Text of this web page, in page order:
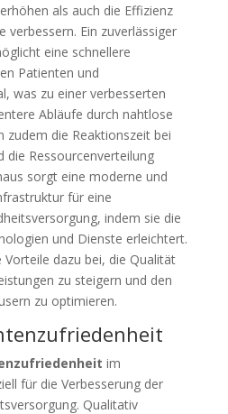
als auch die Effizienz
verbessern. Ein zuverlässiger
eine schnellere
Patienten und
was zu einer verbesserten
Abläufe durch nahtlose
zudem die Reaktionszeit bei
die Ressourcenverteilung
sorgt eine moderne und
für eine
indem sie die
und Dienste erleichtert.
dazu bei, die Qualität
zu steigern und den
zu optimieren.
im
für die Verbesserung der
Qualitativ